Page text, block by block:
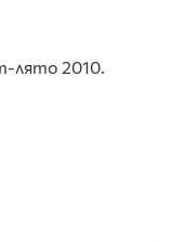
лято 2010.